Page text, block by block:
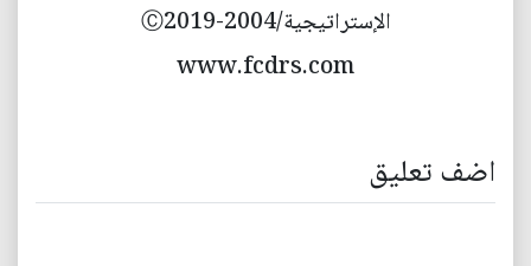
الإستراتيجية/2004-Ⓒ2019
www.fcdrs.com
اضف تعليق